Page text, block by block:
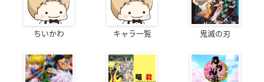
ちいかわ キャラ一覧 鬼滅の刃